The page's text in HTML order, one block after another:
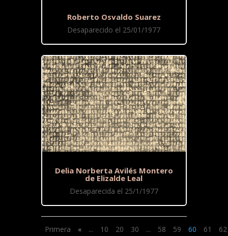
Roberto Osvaldo Suarez
Desaparecido el 25/01/1977
Delia Norberta Avilés Montero
de Elizalde Leal
Desaparecida el 25/1/1977
Primera « ... 10 20 30 ... 58 59 60 61 62